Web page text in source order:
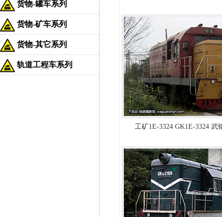
货物-罐车系列
货物-矿车系列
货物-其它系列
轨道工程车系列
工矿1E-3324 GK1E-3324 武